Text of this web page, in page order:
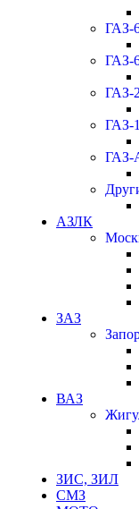
ГАЗ-
ГАЗ-
ГАЗ-
ГАЗ-
ГАЗ-
АЗЛК
ЗАЗ
ВАЗ
ЗИС, ЗИЛ
СМЗ